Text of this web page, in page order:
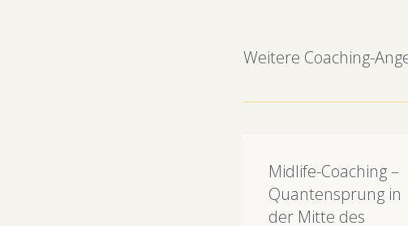
Weitere Coaching-
Midlife-Coaching –
Quantensprung in
der Mitte des